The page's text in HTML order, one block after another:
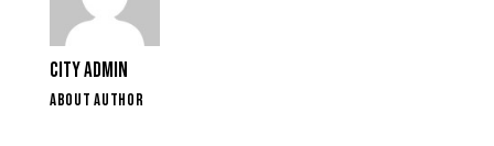
CITY ADMIN
ABOUT AUTHOR